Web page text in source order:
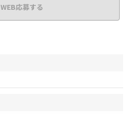
WEB応募する